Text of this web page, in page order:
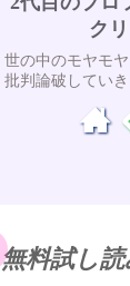
ク
世の中のモヤモ
批判論破していき
無料試し